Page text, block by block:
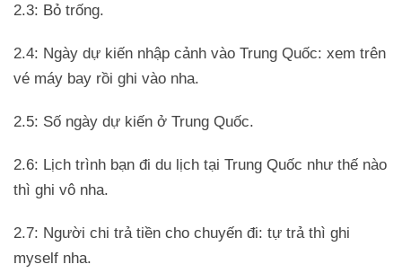
2.3: Bỏ trống.
2.4: Ngày dự kiến nhập cảnh vào Trung Quốc: xem trên
vé máy bay rồi ghi vào nha.
2.5: Số ngày dự kiến ở Trung Quốc.
2.6: Lịch trình bạn đi du lịch tại Trung Quốc như thế nào
thì ghi vô nha.
2.7: Người chi trả tiền cho chuyến đi: tự trả thì ghi
myself nha.